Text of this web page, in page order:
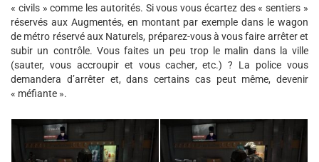
« civils » comme les autorités. Si vous vous écartez des « sentiers »
réservés aux Augmentés, en montant par exemple dans le wagon
de métro réservé aux Naturels, préparez-vous à vous faire arrêter et
subir un contrôle. Vous faites un peu trop le malin dans la ville
(sauter, vous accroupir et vous cacher, etc.) ? La police vous
demandera d’arrêter et, dans certains cas peut même, devenir
« méfiante ».